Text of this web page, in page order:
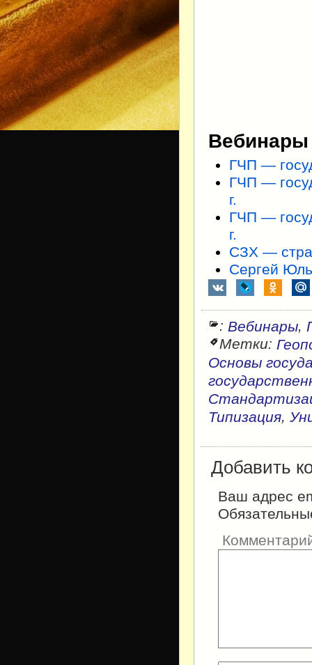
Вебинары
ГЧП —
ГЧП —
г.
ГЧП —
г.
СЗХ —
Сергей
: Вебинары,
Метки:
Основы
Типизация,
Добавить
Ваш адрес